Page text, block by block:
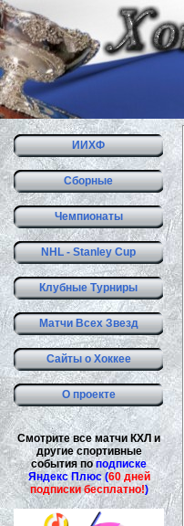
ИИХФ
Сборные
Чемпионаты
NHL - Stanley Cup
Клубные Турниры
Матчи Всех Звезд
Сайты о Хоккее
О проекте
Смотрите все матчи КХЛ и
другие спортивные
события поподписке
Яндекс Плюс (60 дней
подписки бесплатно!)